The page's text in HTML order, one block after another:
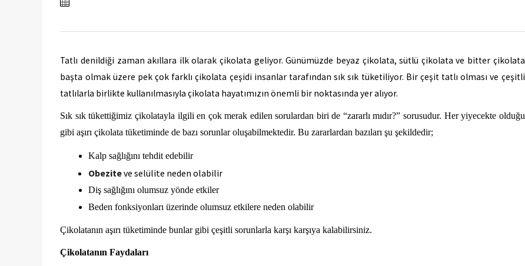
Tatlı denildiği zaman akıllara ilk olarak çikolata geliyor. Günümüzde beyaz çikolata, sütlü çikolata ve bitter çikolata
başta olmak üzere pek çok farklı çikolata çeşidi insanlar tarafından sık sık tüketiliyor. Bir çeşit tatlı olması ve çeşitli
tatlılarla birlikte kullanılmasıyla çikolata hayatımızın önemli bir noktasında yer alıyor.
Sık sık tükettiğimiz çikolatayla ilgili en çok merak edilen sorulardan biri de “zararlı mıdır?” sorusudur. Her yiyecekte olduğu
gibi aşırı çikolata tüketiminde de bazı sorunlar oluşabilmektedir. Bu zararlardan bazıları şu şekildedir;
Kalp sağlığını tehdit edebilir
Obeziteve selülite neden olabilir
Diş sağlığını olumsuz yönde etkiler
Beden fonksiyonları üzerinde olumsuz etkilere neden olabilir
Çikolatanın aşırı tüketiminde bunlar gibi çeşitli sorunlarla karşı karşıya kalabilirsiniz.
Çikolatanın Faydaları